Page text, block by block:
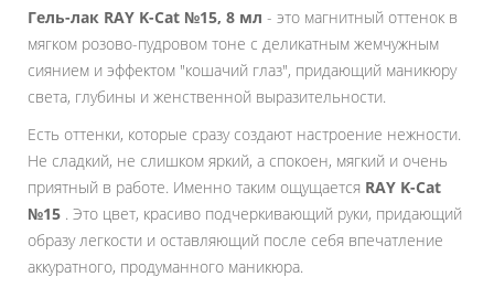
Гель-лак RAY K-Cat №15, 8 мл - это магнитный оттенок в
мягком розово-пудровом тоне с деликатным жемчужным
сиянием и эффектом "кошачий глаз", придающий маникюру
света, глубины и женственной выразительности.
Есть оттенки, которые сразу создают настроение нежности.
Не сладкий, не слишком яркий, а спокоен, мягкий и очень
приятный в работе. Именно таким ощущается RAY K-Cat
№15 . Это цвет, красиво подчеркивающий руки, придающий
образу легкости и оставляющий после себя впечатление
аккуратного, продуманного маникюра.